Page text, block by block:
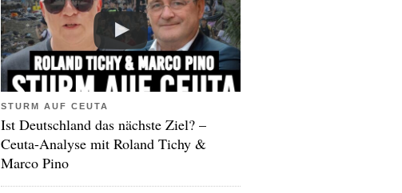
STURM AUF CEUTA
Ist Deutschland das nächste Ziel? –
Ceuta-Analyse mit Roland Tichy &
Marco Pino